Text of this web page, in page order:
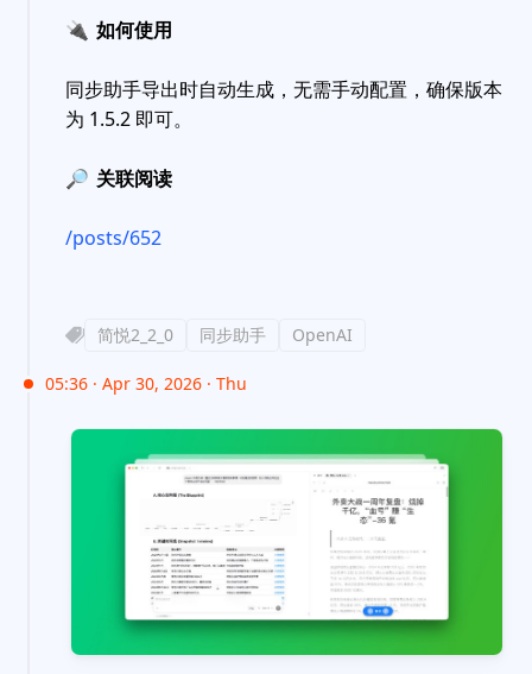
🔌 如何使用
同步助手导出时自动生成，无需手动配置，确保版本
为 1.5.2 即可。
🔎 关联阅读
/posts/652
简悦2_2_0 同步助手 OpenAI
05:36 · Apr 30, 2026 · Thu